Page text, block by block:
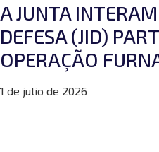
A JUNTA
DEFESA (JID)
OPERAÇÃO
1 de julio de 2026